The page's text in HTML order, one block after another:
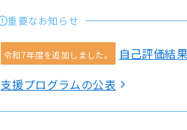
重要なお知らせ
令和7年度を追加しました。
自己評価結
支援プログラムの公表